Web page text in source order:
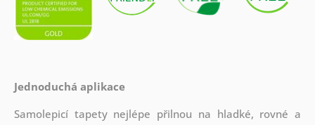
Jednoduchá aplikace
Samolepicí tapety nejlépe přilnou na hladké, rovné a